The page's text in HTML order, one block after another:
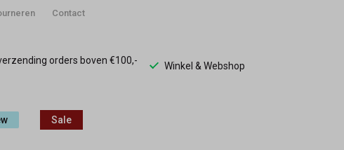
Contact
orders boven €100,-
Winkel & Webshop
Sale